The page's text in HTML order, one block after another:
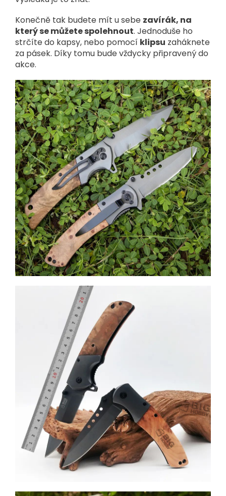
Konečně tak budete mít u sebe zavírák, na
který se můžete spolehnout. Jednoduše ho
strčíte do kapsy, nebo pomocí klipsu zaháknete
za pásek. Díky tomu bude vždycky připravený do
akce.